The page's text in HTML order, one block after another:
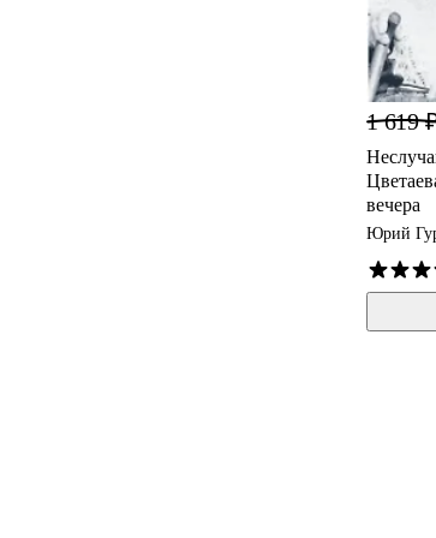
1 619
вечера
Юрий